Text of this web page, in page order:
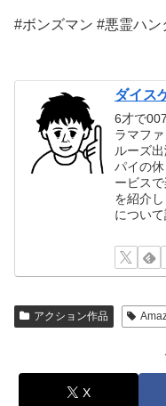
#ボンズマン #悪霊ハ
ダイス
6才で
ラマフ
ルーズ
パイの
ービス
を紹介
について
アクション作品
X